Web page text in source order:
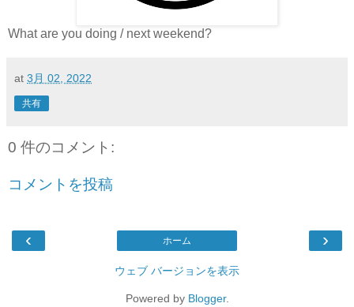
What are you doing / next weekend?
at 3月 02, 2022
共有
0 件のコメント:
コメントを投稿
‹ ›
ホーム
ウェブ バージョンを表示
Powered by Blogger.